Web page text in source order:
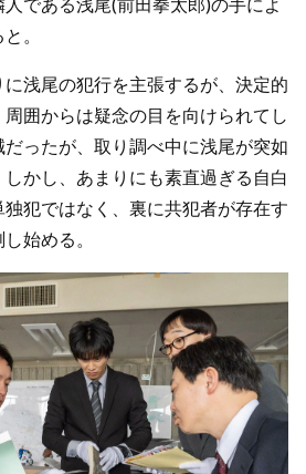
。
浅尾の犯行を主張するが、決定的
囲からは疑念の目を向けられてし
ったが、取り調べ中に浅尾が突如
かし、あまりにも素直過ぎる自白
犯ではなく、裏に共犯者が存在す
始める。